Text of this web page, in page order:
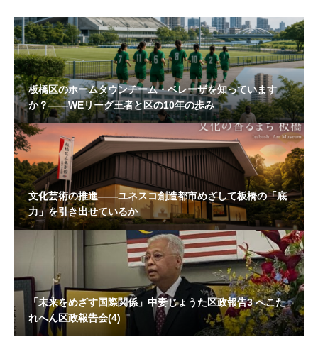
板橋区のホームタウンチーム・ベレーザを知っています
か？——WEリーグ王者と区の10年の歩み
文化芸術の推進——ユネスコ創造都市めざして板橋の「底
力」を引き出せているか
「未来をめざす国際関係」中妻じょうた区政報告3 へこた
れへん区政報告会(4)